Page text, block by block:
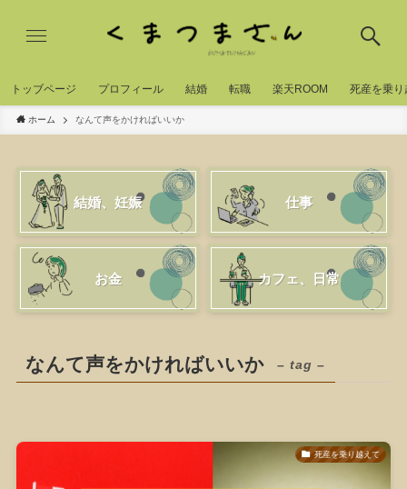
トッブページ プロフィール 結婚 転職 楽天ROOM 死産を乗り
ホーム なんて声をかければいいか
結婚、妊娠 仕事
お金 カフェ、日常
なんて声をかければいいか – tag –
死産を乗り越えて